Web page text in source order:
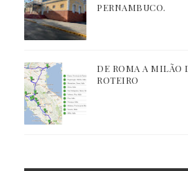
PERNAMBUCO.
DE ROMA A MILÃO
ROTEIRO